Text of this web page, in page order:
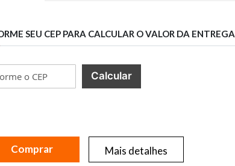
SEU CEP PARA CALCULAR O VALOR DA ENTREGA
Calcular
Comprar Mais detalhes